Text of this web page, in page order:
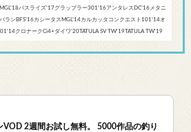
バスライズ’17グラップラー301‘16アンタレスDC’16メタニ
ランBFS’16カシータスMGL’14カルカッタコンクエスト101’14オ
クロナークCi4+ダイワ’20TATULA SV TW'19TATULA TW'19
VOD 2週間お試し無料。 5000作品の釣り